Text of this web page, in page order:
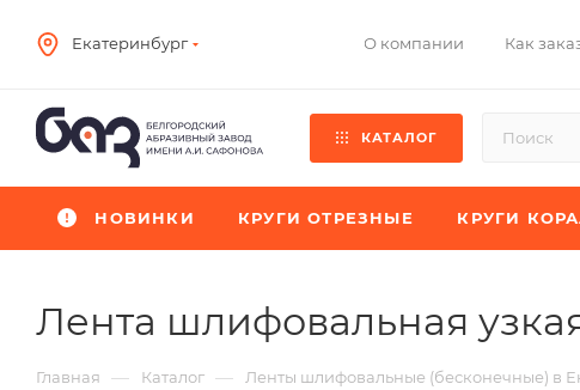
Екатеринбург О компании Как
КАТАЛОГ
НОВИНКИ КРУГИ ОТРЕЗНЫЕ КРУГИ
Лента шлифовальная
Главная — Каталог — Ленты шлифовальные (бесконечные) в